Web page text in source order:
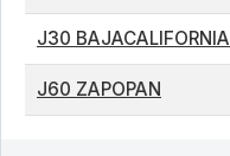
J30 BAJACALIFORNIA
J60 ZAPOPAN